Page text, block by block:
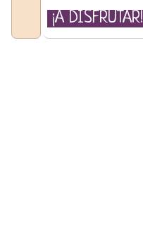
¡A DISFRUTAR!